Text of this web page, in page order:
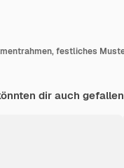
dir auch gefallen